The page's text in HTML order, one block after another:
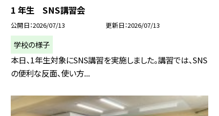
1 年生 SNS講習会
公開日 2026/07/13 更新日 2026/07/13
学校の様子
本日、1年生対象にSNS講習を実施しました。講習では、SNS
の便利な反面、使い方...